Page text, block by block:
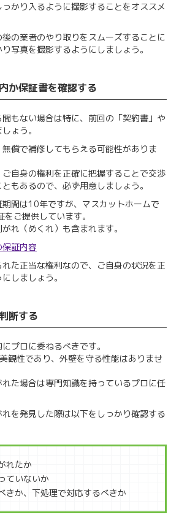
っかり入るように撮影することをオススメ
の業者のやり取りをスムーズすることに
写真を撮影するようにしましょう。
か保証書を確認する
もない場合は特に、前回の「契約書」や
ょう。
償で補修してもらえる可能性がありま
自身の権利を正確に把握することで交渉
もあるので、必ず用意しましょう。
間は10年ですが、マスカットホームで
ご提供しています。
れ（めくれ）も含まれます。
証内容
た正当な権利なので、ご自身の状況を正
しましょう。
断する
プロに委ねるべきです。
観性であり、外壁を守る性能はありませ
た場合は専門知識を持っているプロに任
を発見した際は以下をしっかり確認する
れたか
ていないか
きか、下処理で対応するべきか